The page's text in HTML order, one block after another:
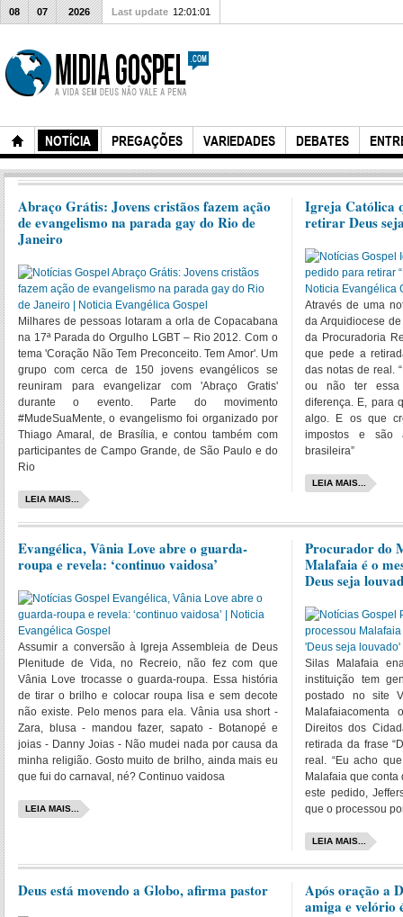
NOTÍCIA PREGAÇÕES VARIEDADES DEBATES
08 07 2026 Last update 12:01:01
Abraço Grátis: Jovens cristãos fazem ação
de evangelismo na parada gay do Rio de
Janeiro
Milhares de pessoas lotaram a orla de Copacabana
na 17ª Parada do Orgulho LGBT – Rio 2012. Com o
tema 'Coração Não Tem Preconceito. Tem Amor'. Um
grupo com cerca de 150 jovens evangélicos se
reuniram para evangelizar com 'Abraço Gratis'
durante o evento. Parte do movimento
#MudeSuaMente, o evangelismo foi organizado por
Thiago Amaral, de Brasília, e contou também com
participantes de Campo Grande, de São Paulo e do
Rio
LEIA MAIS...
Igreja Católica
retirar Deus
Através de uma
da Arquidiocese
da Procuradoria
que pede a
das notas de real.
ou não ter essa
diferença. E, para
algo. E os que
impostos e são
brasileira”
LEIA MAIS...
Evangélica, Vânia Love abre o guarda-
roupa e revela: ‘continuo vaidosa’
Assumir a conversão à Igreja Assembleia de Deus
Plenitude de Vida, no Recreio, não fez com que
Vânia Love trocasse o guarda-roupa. Essa história
de tirar o brilho e colocar roupa lisa e sem decote
não existe. Pelo menos para ela. Vânia usa short -
Zara, blusa - mandou fazer, sapato - Botanopé e
joias - Danny Joias - Não mudei nada por causa da
minha religião. Gosto muito de brilho, ainda mais eu
que fui do carnaval, né? Continuo vaidosa
LEIA MAIS...
Procurador do
Malafaia é o
Deus seja
Silas Malafaia
instituição tem
postado no site
Direitos dos
retirada da frase
real. “Eu acho
Malafaia que
este pedido,
que o processou
LEIA MAIS...
Deus está movendo a Globo, afirma pastor
Após oração a
amiga e velório